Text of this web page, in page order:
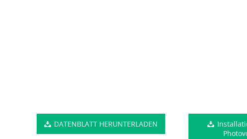
DATENBLATT HERUNTERLADEN